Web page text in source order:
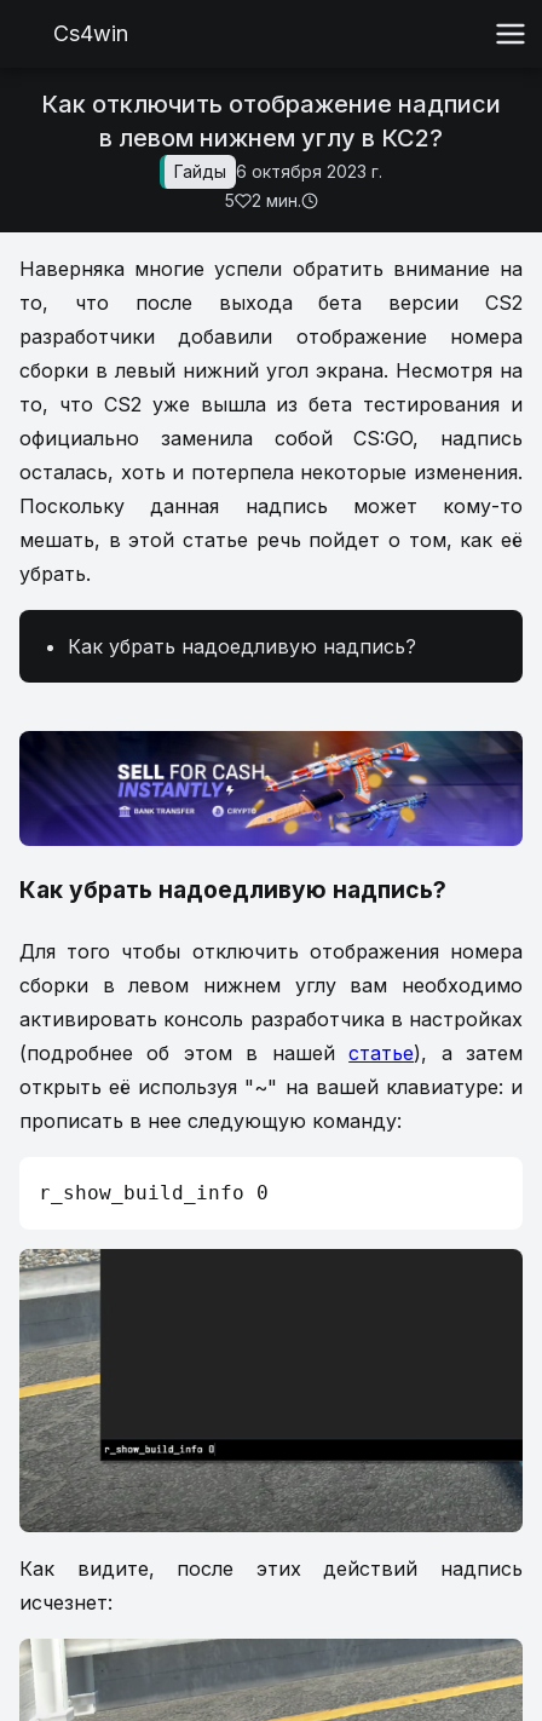
Cs4win
Как отключить отображение надписи
в левом нижнем углу в КС2?
Гайды 6 октября 2023 г.
5
2 мин.
Наверняка многие успели обратить внимание на
то, что после выхода бета версии CS2
разработчики добавили отображение номера
сборки в левый нижний угол экрана. Несмотря на
то, что CS2 уже вышла из бета тестирования и
официально заменила собой CS:GO, надпись
осталась, хоть и потерпела некоторые изменения.
Поскольку данная надпись может кому-то
мешать, в этой статье речь пойдет о том, как её
убрать.
Как убрать надоедливую надпись?
Как убрать надоедливую надпись?
Для того чтобы отключить отображения номера
сборки в левом нижнем углу вам необходимо
активировать консоль разработчика в настройках
(подробнее об этом в нашейстатье), а затем
открыть её используя "~" на вашей клавиатуре: и
прописать в нее следующую команду:
r_show_build_info 0
Как видите, после этих действий надпись
исчезнет: